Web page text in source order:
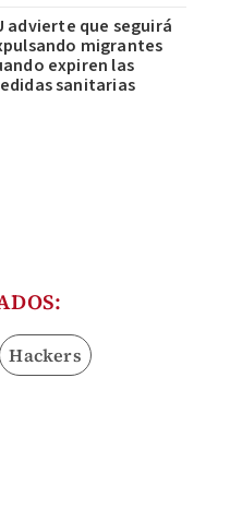
advierte que seguirá
migrantes
expiren las
sanitarias
Hackers